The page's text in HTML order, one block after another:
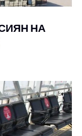
НА